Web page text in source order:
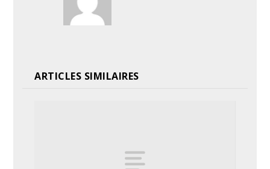
ARTICLES SIMILAIRES